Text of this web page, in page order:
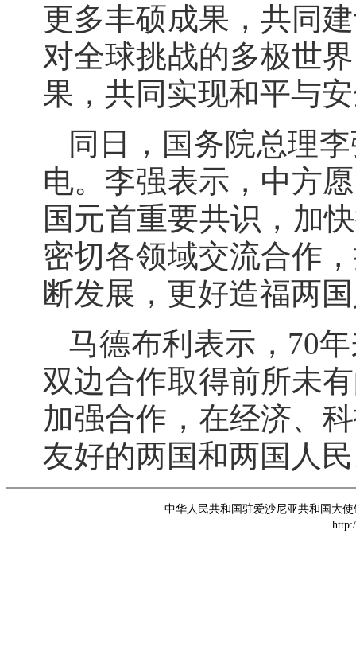
更多丰硕成果，共同
对全球挑战的多极世
果，共同实现和平与
同日，国务院总理
电。李强表示，中方
国元首重要共识，加
密切各领域交流合作
断发展，更好造福两
马德布利表示，70
双边合作取得前所未
加强合作，在经济、
友好的两国和两国人
中华人民共和国驻爱沙尼亚共和国大使